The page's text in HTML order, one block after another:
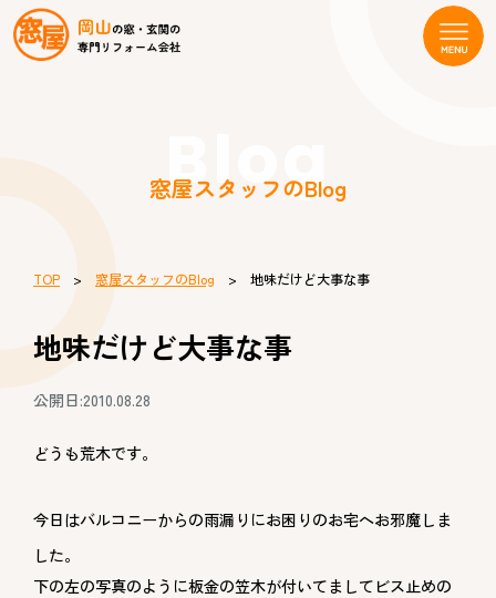
Blog
窓屋スタッフのBlog
TOP > 窓屋スタッフのBlog > 地味だけど大事な事
地味だけど大事な事
公開日:2010.08.28
どうも荒木です。
今日はバルコニーからの雨漏りにお困りのお宅へお邪魔しま
した。
下の左の写真のように板金の笠木が付いてましてビス止めの